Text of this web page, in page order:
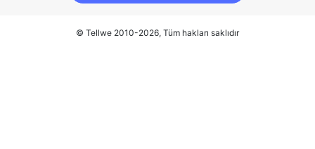
© Tellwe 2010-2026, Tüm hakları saklıdır